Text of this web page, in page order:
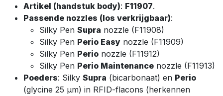
Artikel (handstuk body): F11907.
Passende nozzles (los verkrijgbaar):
Silky Pen Supra nozzle (F11908)
Silky Pen Perio Easy nozzle (F11909)
Silky Pen Perio nozzle (F11912)
Silky Pen Perio Maintenance nozzle (F11913)
Poeders: Silky Supra (bicarbonaat) en Perio
(glycine 25 µm) in RFID-flacons (herkennen